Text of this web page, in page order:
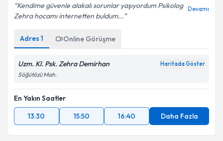
Kendime güvenle alakalı sorunlar yaşıyordum Psikolog
Zehra hocamı internetten buldum...
Devamı
Adres 1 Online Görüşme
Uzm. Kl. Psk. Zehra Demirhan Haritada Göster
Söğütözü Mah.
En Yakın Saatler
13:30
15:50 16:40 Daha Fazla